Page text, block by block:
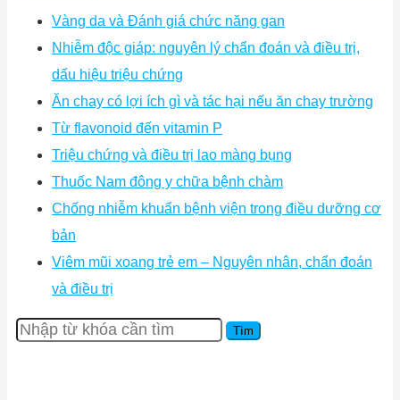
Vàng da và Đánh giá chức năng gan
Nhiễm độc giáp: nguyên lý chẩn đoán và điều trị,
dấu hiệu triệu chứng
Ăn chay có lợi ích gì và tác hại nếu ăn chay trường
Từ flavonoid đến vitamin P
Triệu chứng và điều trị lao màng bụng
Thuốc Nam đông y chữa bệnh chàm
Chống nhiễm khuẩn bệnh viện trong điều dưỡng cơ
bản
Viêm mũi xoang trẻ em – Nguyên nhân, chẩn đoán
và điều trị